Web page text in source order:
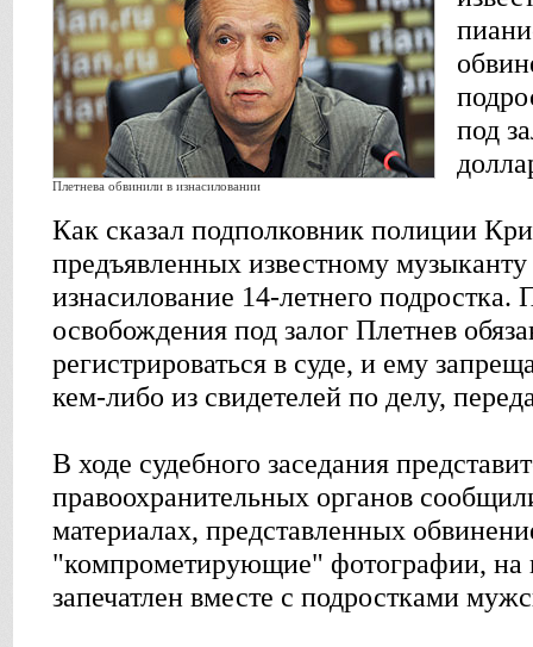
Плетневa обвинили в изнасиловании
под
Как сказал подполковник полиции
предъявленных известному
изнасилование 14-летнего подростка.
освобождения под залог Плетнев
регистрироваться в суде, и ему
кем-либо из свидетелей по делу,
В ходе судебного заседания
правоохранительных органов
материалах, представленных
"компрометирующие" фотографии, на
запечатлен вместе с подростками